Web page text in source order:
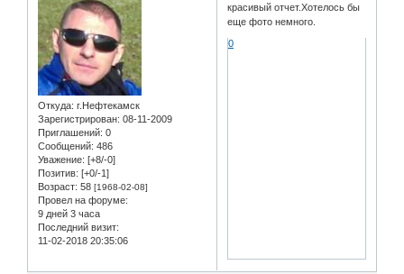
Откуда: г.Нефтекамск
Зарегистрирован: 08-11-2009
Приглашений: 0
Сообщений: 486
Уважение: [+8/-0]
Позитив: [+0/-1]
Возраст: 58 [1968-02-08]
Провел на форуме:
9 дней 3 часа
Последний визит:
11-02-2018 20:35:06
красивый отчет.Хотелось бы
еще фото немного.
0